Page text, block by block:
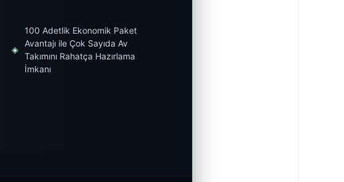
◈
100 Adetlik Ekonomik Paket
Avantajı ile Çok Sayıda Av
Takımını Rahatça Hazırlama
İmkanı